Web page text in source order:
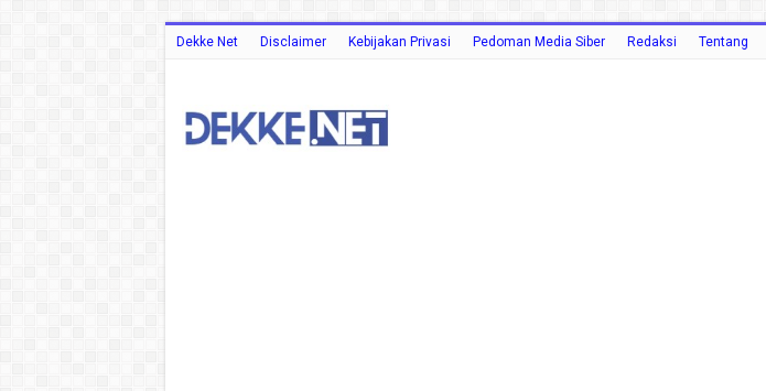
Dekke Net Disclaimer Kebijakan Privasi Pedoman Media Siber Redaksi Tentang